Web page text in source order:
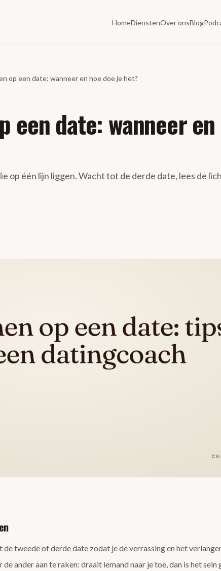
HomeDienstenOver onsBlog
op een date: wanneer en hoe doe je het?
een date: wanneer
op één lijn liggen. Wacht tot de derde date, lees de
tweede of derde date zodat je de verrassing en het
ander aan te raken: draait iemand naar je toe, dan is het sein